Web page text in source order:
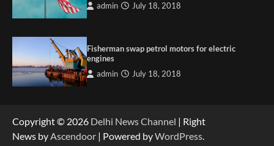
admin July 18, 2018
Fisherman swap petrol motors for electric
engines
admin July 18, 2018
Copyright © 2026 Delhi News Channel | Right
News byAscendoor | Powered byWordPress.